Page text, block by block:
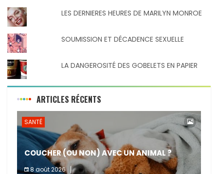
LES DERNIERES HEURES DE MARILYN MONROE
SOUMISSION ET DÉCADENCE SEXUELLE
LA DANGEROSITÉ DES GOBELETS EN PAPIER
ARTICLES RÉCENTS
SANTÉ
COUCHER (OU NON) AVEC UN ANIMAL ?
8 août 2026